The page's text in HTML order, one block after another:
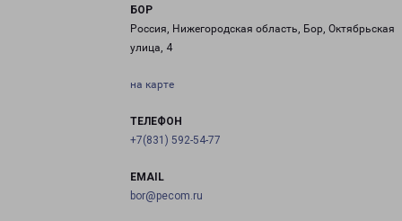
БОР
Россия, Нижегородская область, Бор, Октябрьская
улица, 4
на карте
ТЕЛЕФОН
+7(831) 592-54-77
EMAIL
bor@pecom.ru